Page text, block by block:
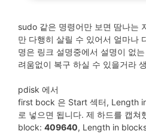
sudo 같은 명령어만 보면 땀나는
만 다행히 살릴 수 있어서 얼마나
명은 링크 설명중에서 설명이 없
려움없이 복구 하실 수 있을거라
pdisk 에서
first bock 은 Start 섹터, Length
로 넣으면 됩니다. 제 하드를 캡쳐
block: 409640, Length in